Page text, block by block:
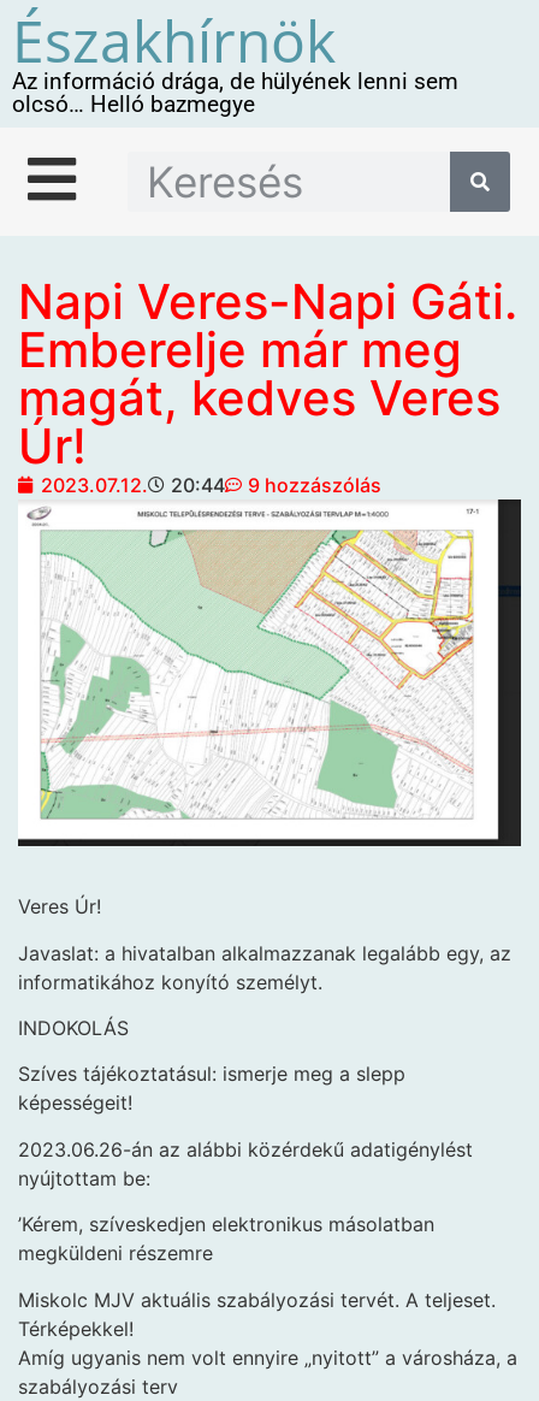
Északhírnök
Az információ drága, de hülyének lenni sem
olcsó… Helló bazmegye
Napi Veres-Napi Gáti.
Emberelje már meg
magát, kedves Veres
Úr!
2023.07.12. 20:44 9 hozzászólás
Veres Úr!
Javaslat: a hivatalban alkalmazzanak legalább egy, az
informatikához konyító személyt.
INDOKOLÁS
Szíves tájékoztatásul: ismerje meg a slepp
képességeit!
2023.06.26-án az alábbi közérdekű adatigénylést
nyújtottam be:
’Kérem, szíveskedjen elektronikus másolatban
megküldeni részemre
Miskolc MJV aktuális szabályozási tervét. A teljeset.
Térképekkel!
Amíg ugyanis nem volt ennyire „nyitott” a városháza, a
szabályozási terv